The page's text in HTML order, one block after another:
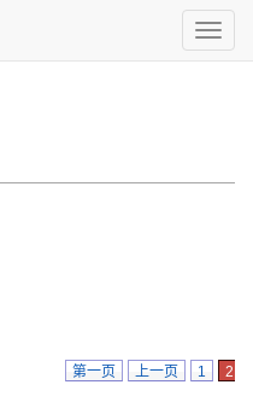
Toggle
第一页 上一页 1 2